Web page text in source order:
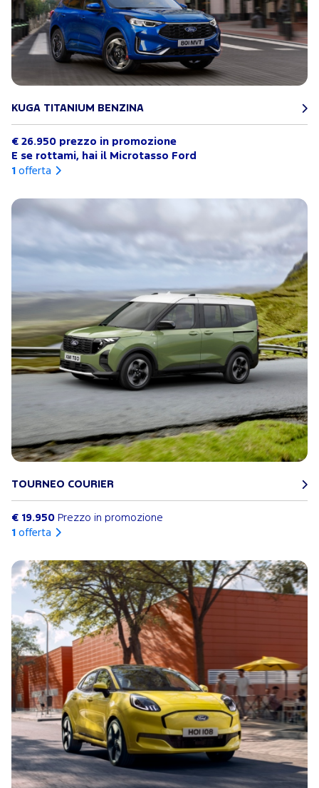
KUGA TITANIUM BENZINA
€ 26.950 prezzo in promozione
E se rottami, hai il Microtasso Ford
1 offerta
TOURNEO COURIER
€ 19.950 Prezzo in promozione
1 offerta